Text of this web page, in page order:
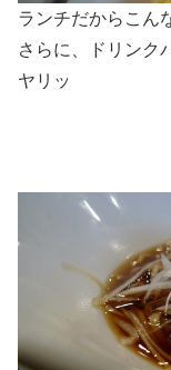
ランチだからこん
さらに、ドリンク
ヤリッ